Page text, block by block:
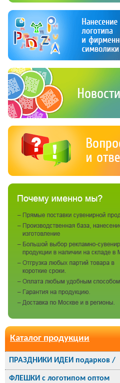
Каталог продукции
ПРАЗДНИКИ ИДЕИ подарков /
ФЛЕШКИ с логотипом оптом